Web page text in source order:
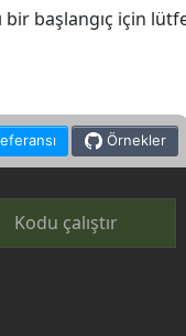
başlangıç için
Örnekler
Kodu çalıştır